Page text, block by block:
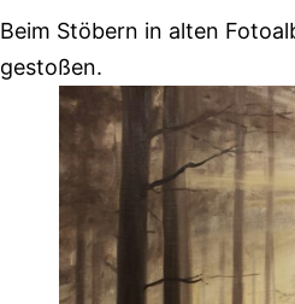
Beim Stöbern in alten
gestoßen.